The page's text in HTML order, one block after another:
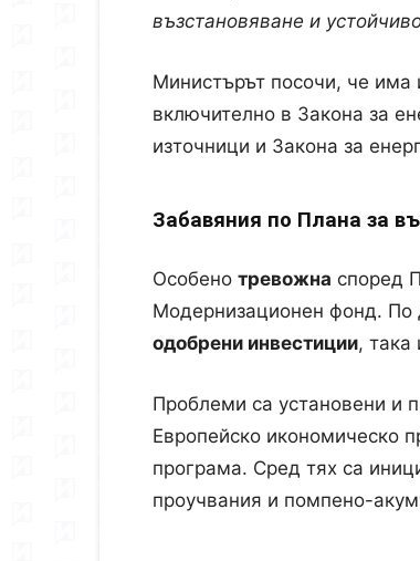
възстановяване и
Министърът посочи, че има
включително в Закона за
източници и Закона за
Забавяния по Плана за
Особено тревожна според
Модернизационен фонд. По
одобрени инвестиции, така
Проблеми са установени и
Европейско икономическо
програма. Сред тях са
проучвания и помпено-